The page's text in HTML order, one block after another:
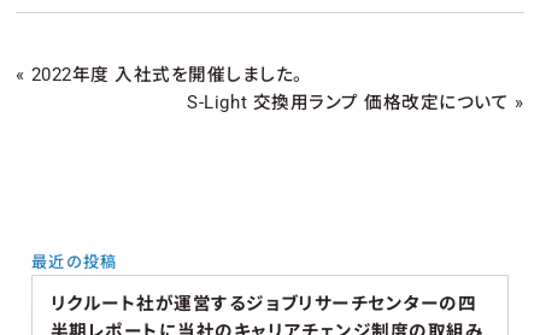
« 2022年度 入社式を開催しました。
S-Light 交換用ランプ 価格改定について »
最近の投稿
リクルート社が運営するジョブリサーチセンターの四